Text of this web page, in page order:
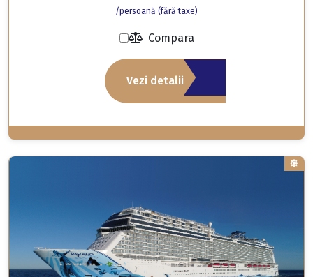
/persoană (fără taxe)
Compara
Vezi detalii